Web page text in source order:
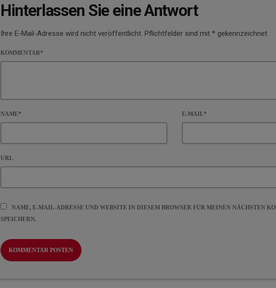
Hinterlassen Sie eine Antwort
Ihre E-Mail-Adresse wird nicht veröffentlicht. Pflichtfelder sind mit * gekennzeichnet
KOMMENTAR*
NAME* E-MAIL*
URL
NAME, E-MAIL-ADRESSE UND WEBSITE IN DIESEM BROWSER FÜR MEINEN NÄCHSTEN
SPEICHERN.